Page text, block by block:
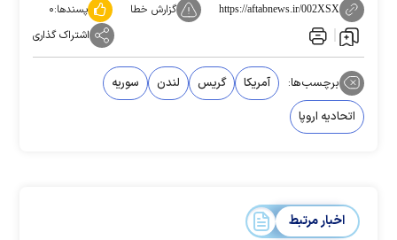
https://aftabnews.ir/002XSX گزارش خطا پسندها:۰
اشتراک گذاری
برچسب‌ها: آمریکا گریس لندن
سوریه
اتحادیه اروپا
اخبار مرتبط